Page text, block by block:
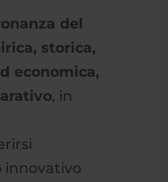
del
storica,
economica,
, in
innovativo